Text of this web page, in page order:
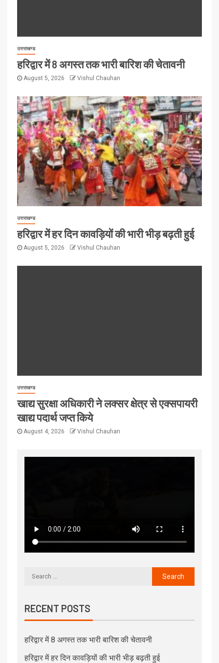
उत्तराखण्ड
हरिद्वार में 8 अगस्त तक भारी बारिश की चेतावनी
August 5, 2026 Vishul Chauhan
उत्तराखण्ड
हरिद्वार में हर दिन कावड़ियों की भारी भीड़ बढ़ती हुई
August 5, 2026 Vishul Chauhan
उत्तराखण्ड
खाद्य सुरक्षा अधिकारी ने लक्सर क्षेत्र से एक्सपायरी
खाद्य पदार्थ जप्त किये
August 4, 2026 Vishul Chauhan
RECENT POSTS
हरिद्वार में 8 अगस्त तक भारी बारिश की चेतावनी
हरिद्वार में हर दिन कावड़ियों की भारी भीड़ बढ़ती हुई